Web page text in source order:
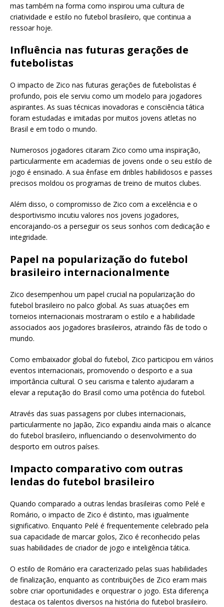
mas também na forma como inspirou uma cultura de
criatividade e estilo no futebol brasileiro, que continua a
ressoar hoje.
Influência nas futuras gerações de
futebolistas
O impacto de Zico nas futuras gerações de futebolistas é
profundo, pois ele serviu como um modelo para jogadores
aspirantes. As suas técnicas inovadoras e consciência tática
foram estudadas e imitadas por muitos jovens atletas no
Brasil e em todo o mundo.
Numerosos jogadores citaram Zico como uma inspiração,
particularmente em academias de jovens onde o seu estilo de
jogo é ensinado. A sua ênfase em dribles habilidosos e passes
precisos moldou os programas de treino de muitos clubes.
Além disso, o compromisso de Zico com a excelência e o
desportivismo incutiu valores nos jovens jogadores,
encorajando-os a perseguir os seus sonhos com dedicação e
integridade.
Papel na popularização do futebol
brasileiro internacionalmente
Zico desempenhou um papel crucial na popularização do
futebol brasileiro no palco global. As suas atuações em
torneios internacionais mostraram o estilo e a habilidade
associados aos jogadores brasileiros, atraindo fãs de todo o
mundo.
Como embaixador global do futebol, Zico participou em vários
eventos internacionais, promovendo o desporto e a sua
importância cultural. O seu carisma e talento ajudaram a
elevar a reputação do Brasil como uma potência do futebol.
Através das suas passagens por clubes internacionais,
particularmente no Japão, Zico expandiu ainda mais o alcance
do futebol brasileiro, influenciando o desenvolvimento do
desporto em outros países.
Impacto comparativo com outras
lendas do futebol brasileiro
Quando comparado a outras lendas brasileiras como Pelé e
Romário, o impacto de Zico é distinto, mas igualmente
significativo. Enquanto Pelé é frequentemente celebrado pela
sua capacidade de marcar golos, Zico é reconhecido pelas
suas habilidades de criador de jogo e inteligência tática.
O estilo de Romário era caracterizado pelas suas habilidades
de finalização, enquanto as contribuições de Zico eram mais
sobre criar oportunidades e orquestrar o jogo. Esta diferença
destaca os talentos diversos na história do futebol brasileiro.